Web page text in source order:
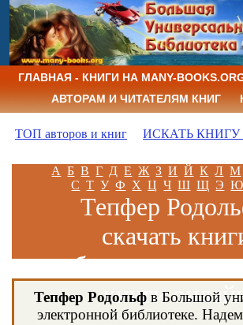
ГЛАВНАЯ - КНИГИ НА MANY-
АВТОРАМ И ЧИТАТЕЛЯМ КНИГ
ТОП авторов и книг ИСКАТЬ КНИГУ
А Б В Г Д Е Ж З И Й К Л М
С Т У Ф Х Ц Ч Ш Щ Э Ю
Тепфер
скачать
бесплатно и
книги
Тепфер Родольф в Большой
электронной библиотеке.